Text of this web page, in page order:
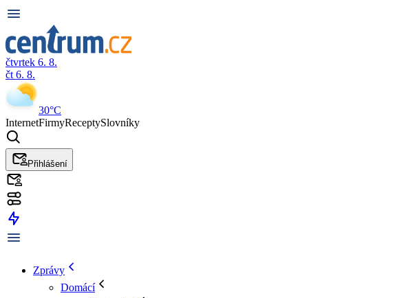
čtvrtek 6. 8.
čt 6. 8.
30°C
InternetFirmyReceptySlovníky
Přihlášení
Zprávy
Domácí